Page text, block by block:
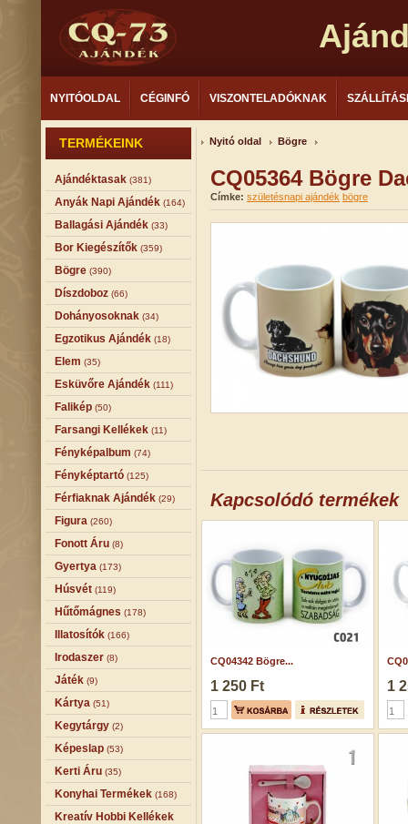
NYITÓOLDAL CÉGINFÓ VISZONTELADÓKNAK
TERMÉKEINK
Ajándéktasak (381)
Anyák Napi Ajándék (164)
Ballagási Ajándék (33)
Bor Kiegészítők (359)
Bögre (390)
Díszdoboz (66)
Dohányosoknak (34)
Egzotikus Ajándék (18)
Elem (35)
Esküvőre Ajándék (111)
Falikép (50)
Farsangi Kellékek (11)
Fényképalbum (74)
Fényképtartó (125)
Férfiaknak Ajándék (29)
Figura (260)
Fonott Áru (8)
Gyertya (173)
Húsvét (119)
Hűtőmágnes (178)
Illatosítók (166)
Irodaszer (8)
Játék (9)
Kártya (51)
Kegytárgy (2)
Képeslap (53)
Kerti Áru (35)
Konyhai Termékek (168)
Kreatív Hobbi Kellékek
Nyitó oldal Bögre
CQ05364 Bögre
Címke: születésnapi ajándék bögre
Kapcsolódó termékek
CQ04342 Bögre...
1 250 Ft 1